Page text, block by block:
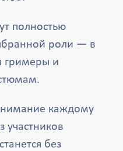
полностью
роли — в
гримеры и
каждому
участников
без